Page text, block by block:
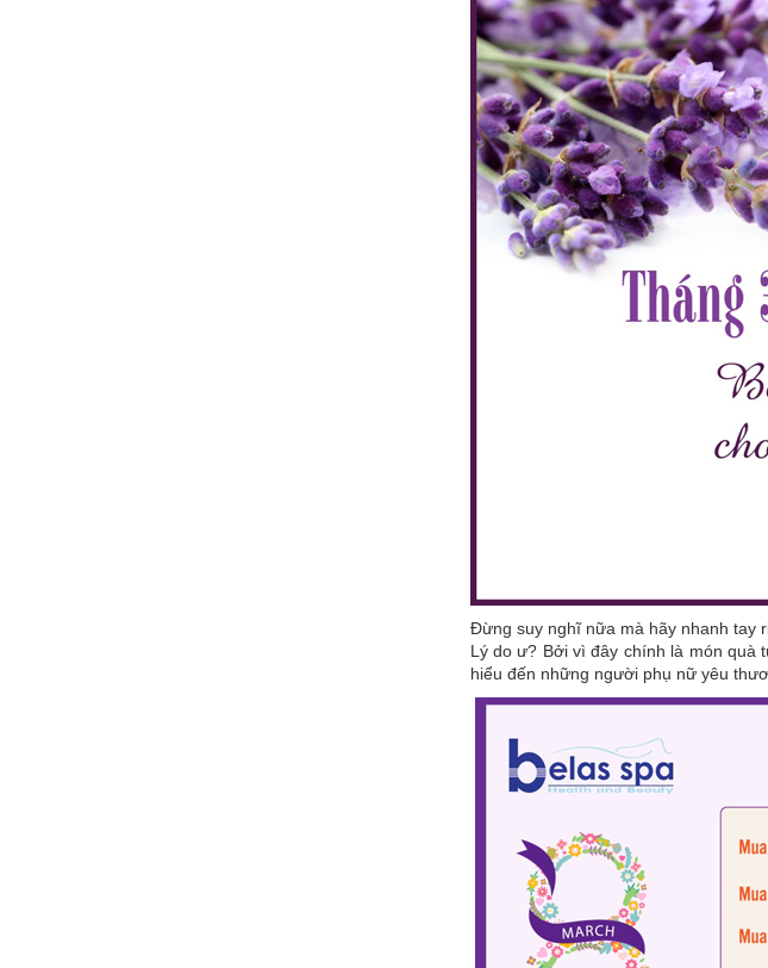
Đừng suy nghĩ nữa mà hãy nhanh tay
Lý do ư? Bởi vì đây chính là món quà
hiểu đến những người phụ nữ yêu